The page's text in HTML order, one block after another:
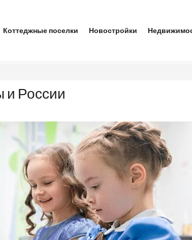
Коттеджные поселки Новостройки
и России